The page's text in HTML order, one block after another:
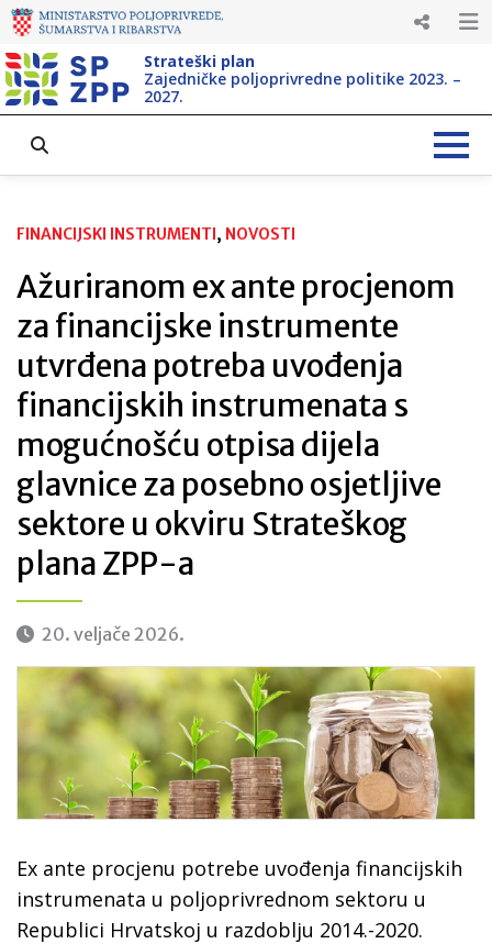
Strateški plan
Zajedničke poljoprivredne politike 2023. –
2027.
FINANCIJSKI INSTRUMENTI, NOVOSTI
Ažuriranom ex ante procjenom
za financijske instrumente
utvrđena potreba uvođenja
financijskih instrumenata s
mogućnošću otpisa dijela
glavnice za posebno osjetljive
sektore u okviru Strateškog
plana ZPP-a
20. veljače 2026.
Ex ante procjenu potrebe uvođenja financijskih
instrumenata u poljoprivrednom sektoru u
Republici Hrvatskoj u razdoblju 2014.-2020.